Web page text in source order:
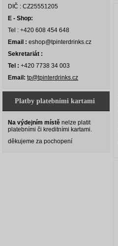
DIČ : CZ25551205
E - Shop:
Tel : +420 608 454 648
Email : eshop@tpinterdrinks.cz
Sekretariát :
Tel : +420 7738 34 003
Email: tp@tpinterdrinks.cz
Platby platebními kartami
Na výdejním místě nelze platit
platebními či kreditními kartami.
děkujeme za pochopení